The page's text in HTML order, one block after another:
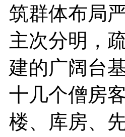
筑群体布局
主次分明，
建的广阔台
十几个僧房
楼、库房、